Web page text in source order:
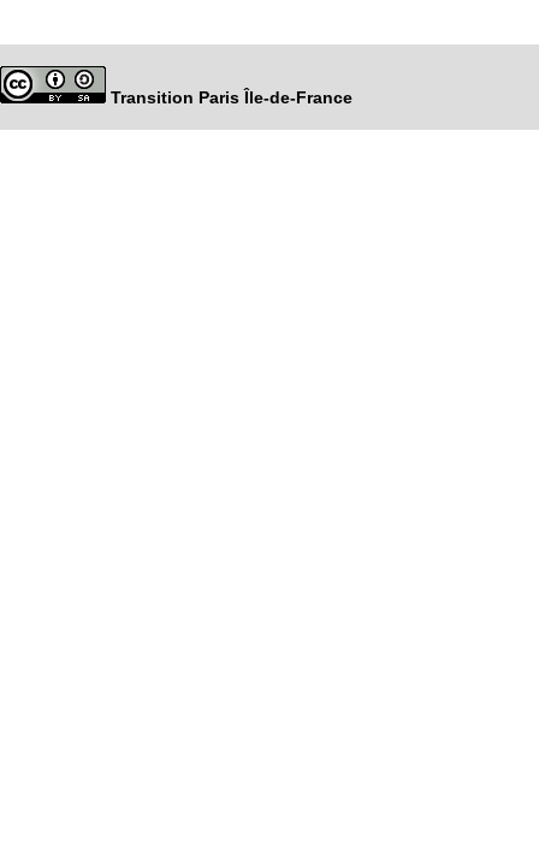
Transition Paris Île-de-France